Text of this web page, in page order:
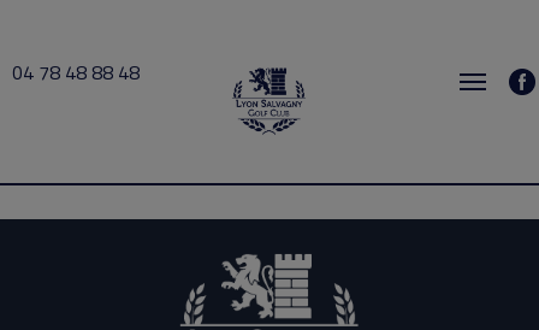
04 78 48 88 48
Gregory laurent 2026-07-02 12:30 → 2026-07-02 13:30